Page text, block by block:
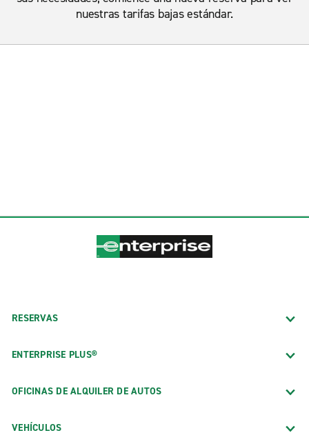
nuestras tarifas bajas estándar.
RESERVAS
ENTERPRISE PLUS®
OFICINAS DE ALQUILER DE AUTOS
VEHÍCULOS